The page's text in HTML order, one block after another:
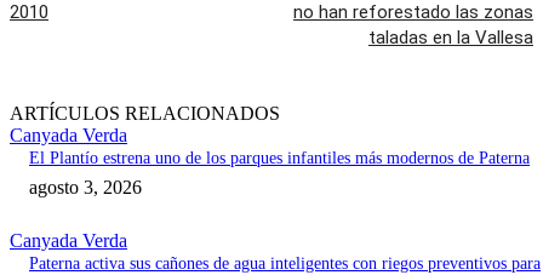
2010
no han reforestado las zonas
taladas en la Vallesa
ARTÍCULOS RELACIONADOS
Canyada Verda
El Plantío estrena uno de los parques infantiles más modernos de Paterna
agosto 3, 2026
Canyada Verda
Paterna activa sus cañones de agua inteligentes con riegos preventivos para